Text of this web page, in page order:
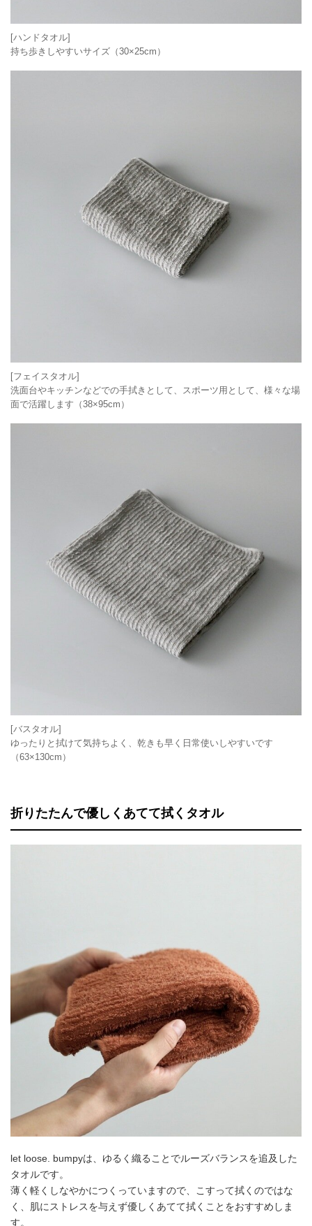
[ハンドタオル]
持ち歩きしやすいサイズ（30×25cm）
[フェイスタオル]
洗面台やキッチンなどでの手拭きとして、スポーツ用として、様々な場
面で活躍します（38×95cm）
[バスタオル]
ゆったりと拭けて気持ちよく、乾きも早く日常使いしやすいです
（63×130cm）
折りたたんで優しくあてて拭くタオル
let loose. bumpyは、ゆるく織ることでルーズバランスを追及した
タオルです。
薄く軽くしなやかにつくっていますので、こすって拭くのではな
く、肌にストレスを与えず優しくあてて拭くことをおすすめしま
す。